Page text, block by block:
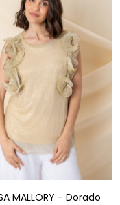
MALLORY - Dorado